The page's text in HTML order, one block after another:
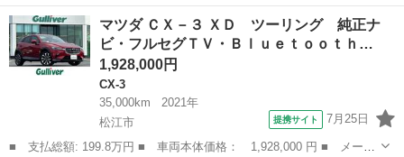
名： マツダ ■ 車種名： フレア ■ グレード名： ＸＧ ■ 排気
量： 660cc ■ ドア枚数： 5D ■ ミッション： インパネAT ■ ...
広島 東広島市 その他
マツダ ＣＸ－３ ＸＤ ツーリング 純正ナ
ビ・フルセグＴＶ・Ｂｌｕｅｔｏｏｔｈ…
1,928,000円
CX-3
35,000km
2021年
松江市
提携サイト 7月25日
■ 支払総額: 199.8万円 ■ 車両本体価格： 1,928,000 円 ■ メーカ